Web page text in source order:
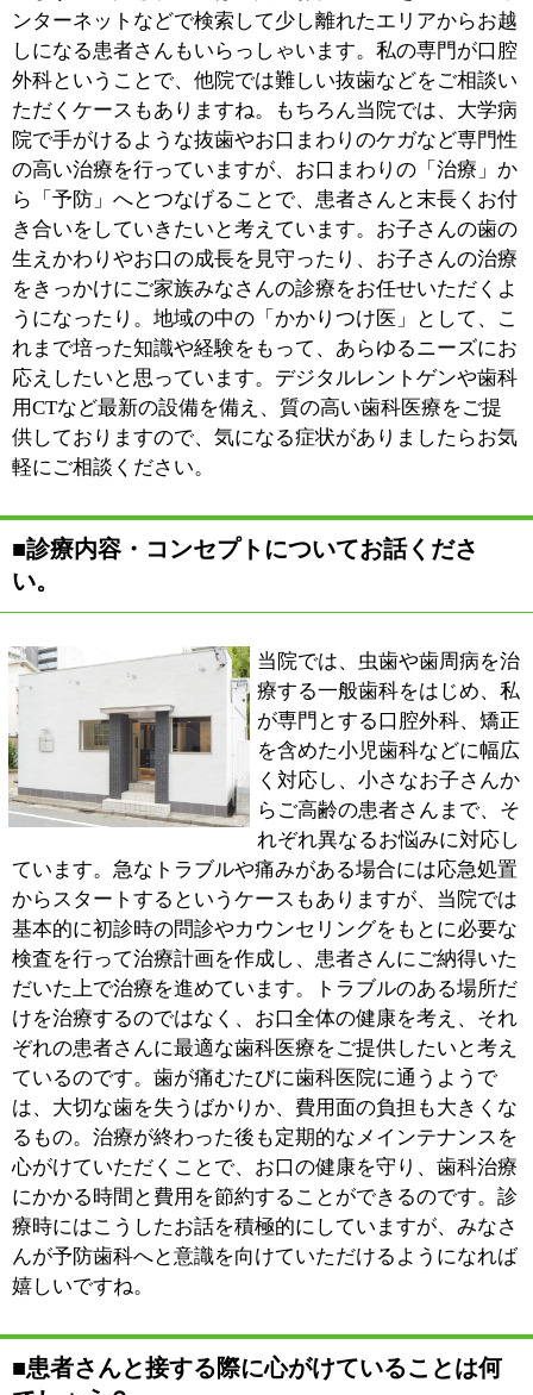
ています。急なトラブルや痛みがある場合には応急処置
からスタートするというケースもありますが、当院では
基本的に初診時の問診やカウンセリングをもとに必要な
検査を行って治療計画を作成し、患者さんにご納得いた
だいた上で治療を進めています。トラブルのある場所だ
けを治療するのではなく、お口全体の健康を考え、それ
ぞれの患者さんに最適な歯科医療をご提供したいと考え
ているのです。歯が痛むたびに歯科医院に通うようで
は、大切な歯を失うばかりか、費用面の負担も大きくな
るもの。治療が終わった後も定期的なメインテナンスを
心がけていただくことで、お口の健康を守り、歯科治療
にかかる時間と費用を節約することができるのです。診
療時にはこうしたお話を積極的にしていますが、みなさ
んが予防歯科へと意識を向けていただけるようになれば
嬉しいですね。
■患者さんと接する際に心がけていることは何
でしょう？
診療の際には、お口の状態や治療プランについて分かり
やすくご説明するようにしています。たとえば、大人の
方の虫歯の場合。たとえ歯が黒く変色していたとして
えます。子供と違って大人の虫歯は進行しづらいもの
で、歯ブラシなど適切なケアによって今の状態をキープ
することが可能なのです。必要のない治療は出来る限り
避け、ご自分の歯を大切にしていただきたい。そのため
ついては、歯医者さんデビューとなる1歳半健診の頃か
ら、3ヵ月ごとにお口の状態をチェックすることが理想
的です。最近は虫歯の子供が少なくなり、歯並びの悪い
子供が目立つようになりました。当院では、矯正歯科の
専門医をお招きして小児の矯正治療をお願いしているほ
か、お子さんの気になる症状をご相談いただける「歯な
らび相談会」を開催しています。成長期のお子さんであ
れば、必要最低限の治療によってキレイな歯並びを手に
入れることが出来ますので、どうぞお気軽にご相談くだ
■サイトをご覧になる皆様にメッセージをお願
いします。
当院では患者さんの待ち時間を減らすことで少しでも快
適に受診していただきたいと考え、完全予約制で診療を
行っています。もちろん、急患には随時対応いたします
が、何かトラブルがあってから歯科医院を受診するので
はなく、お口の健康をキープするために、プロによる定
期的なチェックを心がけていただきたいと思います。
※上記記事は2016.2に取材掲載したものです。
個人の主観的な評価や情報時間の経過による変化などが
ございます事をご了承ください。
江戸川区時間 墨田区時間 葛飾区時間
© 2013 art blue Inc.